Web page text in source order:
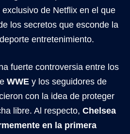
de Netflix en el que
los secretos que esconde la
entretenimiento.
fuerte controversia entre los
WWE y los seguidores de
con la idea de proteger
libre. Al respecto, Chelsea
en la primera